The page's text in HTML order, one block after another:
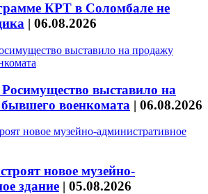
КРТ в Соломбале не
| 06.08.2026
выставило на
военкомата | 06.08.2026
новое музейно-
здание | 05.08.2026